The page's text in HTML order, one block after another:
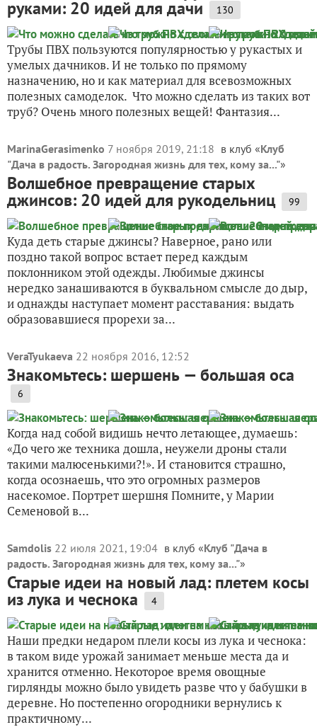
руками: 20 идей для дачи 130
Трубы ПВХ пользуются популярностью у рукастых и
умелых дачников. И не только по прямому
назначению, но и как материал для всевозможных
полезных самоделок. Что можно сделать из таких вот
труб? Очень много полезных вещей! Фантазия...
MarinaGerasimenko 7 ноября 2019, 21:18 в клуб «Клуб
"Дача в радость. Загородная жизнь для тех, кому за..."»
Волшебное превращение старых
джинсов: 20 идей для рукодельниц 99
Куда деть старые джинсы? Наверное, рано или
поздно такой вопрос встает перед каждым
поклонником этой одежды. Любимые джинсы
нередко занашиваются в буквальном смысле до дыр,
и однажды наступает момент расставания: выдать
образовавшиеся прорехи за...
VeraTyukaeva 22 ноября 2016, 12:52
Знакомьтесь: шершень — большая оса
6
Когда над собой видишь нечто летающее, думаешь:
«До чего же техника дошла, неужели дроны стали
такими малюсенькими?!». И становится страшно,
когда осознаешь, что это огромных размеров
насекомое. Портрет шершня Помните, у Марии
Семеновой в...
Samdolis 22 июля 2021, 19:04 в клуб «Клуб "Дача в
радость. Загородная жизнь для тех, кому за..."»
Старые идеи на новый лад: плетем косы
из лука и чеснока 4
Наши предки недаром плели косы из лука и чеснока:
в таком виде урожай занимает меньше места да и
хранится отменно. Некоторое время овощные
гирлянды можно было увидеть разве что у бабушки в
деревне. Но постепенно огородники вернулись к
практичному...